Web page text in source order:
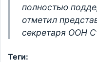
полностью
отметил
секретаря ООН
Теги: